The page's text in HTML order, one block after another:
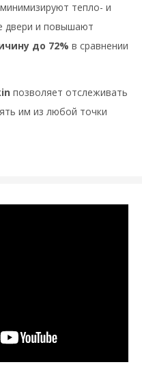
минимизируют тепло- и
двери и повышают
до 72% в сравнении
позволяет отслеживать
им из любой точки